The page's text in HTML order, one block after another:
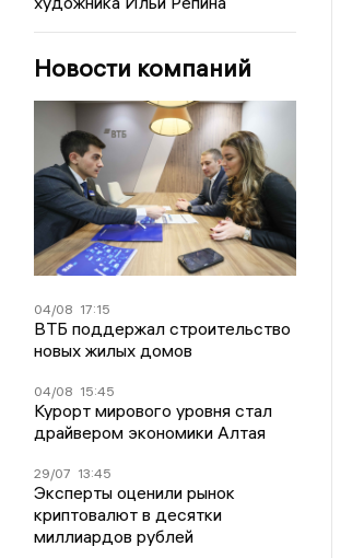
Новости компаний
04/08 17:15
ВТБ поддержал строительство
новых жилых домов
04/08 15:45
Курорт мирового уровня стал
драйвером экономики Алтая
29/07 13:45
Эксперты оценили рынок
криптовалют в десятки
миллиардов рублей